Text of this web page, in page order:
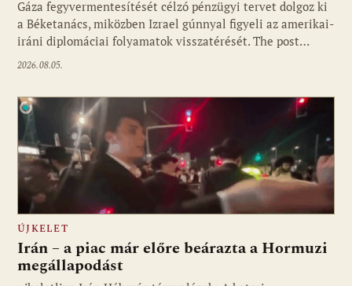
Gáza fegyvermentesítését célzó pénzügyi tervet dolgoz ki
a Béketanács, miközben Izrael gúnnyal figyeli az amerikai-
iráni diplomáciai folyamatok visszatérését. The post…
2026.08.05.
ÚJKELET
Irán – a piac már előre beárazta a Hormuzi
megállapodást